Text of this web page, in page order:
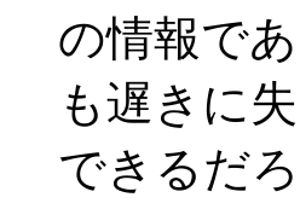
の情報で
も遅きに
できるだろ